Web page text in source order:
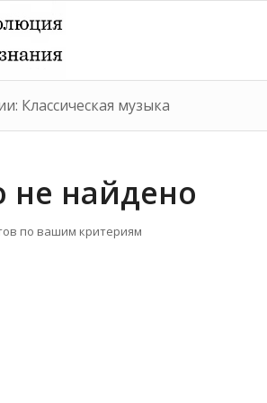
Классическая музыка
не найдено
по вашим критериям